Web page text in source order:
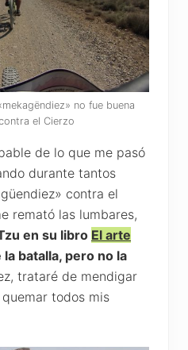
no fue buena
el Cierzo
de lo que me pasó
durante tantos
contra el
remató las lumbares,
en su libro El arte
la batalla, pero no la
trataré de mendigar
todos mis